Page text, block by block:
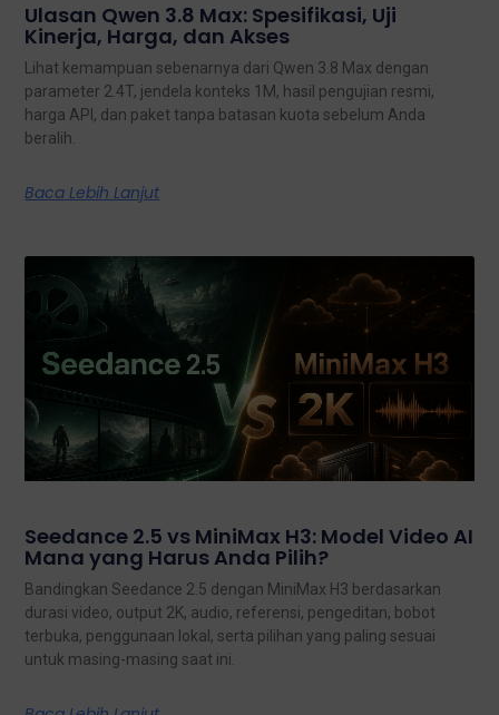
Ulasan Qwen 3.8 Max: Spesifikasi, Uji
Kinerja, Harga, dan Akses
Lihat kemampuan sebenarnya dari Qwen 3.8 Max dengan
parameter 2.4T, jendela konteks 1M, hasil pengujian resmi,
harga API, dan paket tanpa batasan kuota sebelum Anda
beralih.
Baca Lebih Lanjut
Seedance 2.5 vs MiniMax H3: Model Video AI
Mana yang Harus Anda Pilih?
Bandingkan Seedance 2.5 dengan MiniMax H3 berdasarkan
durasi video, output 2K, audio, referensi, pengeditan, bobot
terbuka, penggunaan lokal, serta pilihan yang paling sesuai
untuk masing-masing saat ini.